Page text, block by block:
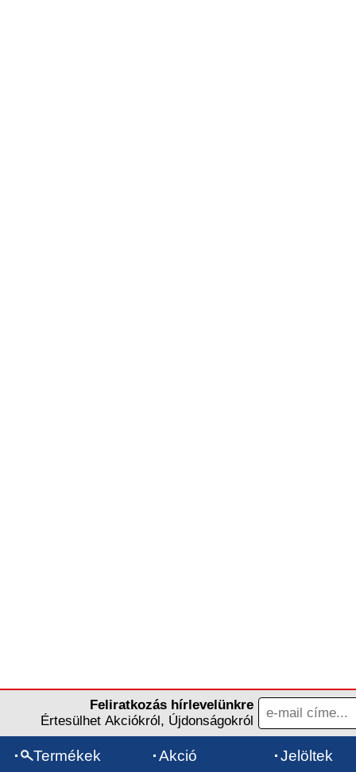
Feliratkozás hírlevelünkre
Értesülhet Akciókról, Újdonságokról
Termékek Akció Jelöltek